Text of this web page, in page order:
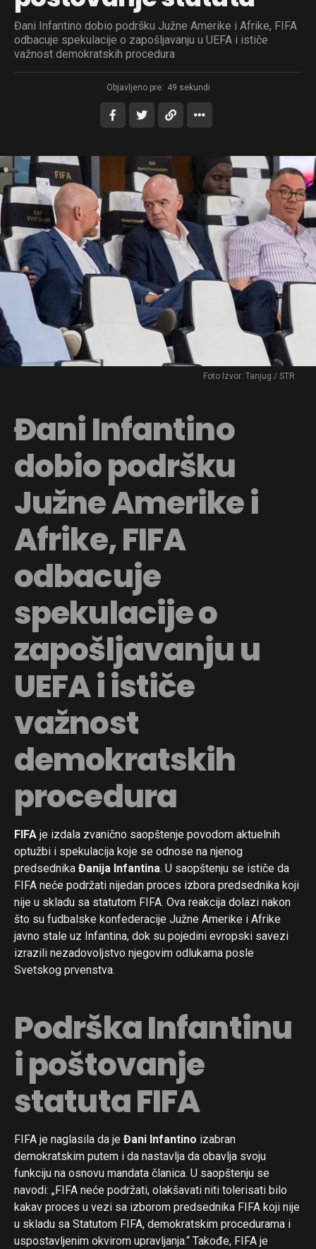
Đani Infantino dobio podršku Južne Amerike i Afrike, FIFA
odbacuje spekulacije o zapošljavanju u UEFA i ističe
važnost demokratskih procedura
Objavljeno pre: 49 sekundi
Foto Izvor: Tanjug / STR
Đani Infantino
dobio podršku
Južne Amerike i
Afrike, FIFA
odbacuje
spekulacije o
zapošljavanju u
UEFA i ističe
važnost
demokratskih
procedura
FIFA je izdala zvanično saopštenje povodom aktuelnih
optužbi i spekulacija koje se odnose na njenog
predsednika Đanija Infantina. U saopštenju se ističe da
FIFA neće podržati nijedan proces izbora predsednika koji
nije u skladu sa statutom FIFA. Ova reakcija dolazi nakon
što su fudbalske konfederacije Južne Amerike i Afrike
javno stale uz Infantina, dok su pojedini evropski savezi
izrazili nezadovoljstvo njegovim odlukama posle
Svetskog prvenstva.
Podrška Infantinu
i poštovanje
statuta FIFA
FIFA je naglasila da je Đani Infantino izabran
demokratskim putem i da nastavlja da obavlja svoju
funkciju na osnovu mandata članica. U saopštenju se
navodi: „FIFA neće podržati, olakšavati niti tolerisati bilo
kakav proces u vezi sa izborom predsednika FIFA koji nije
u skladu sa Statutom FIFA, demokratskim procedurama i
uspostavljenim okvirom upravljanja.“ Takođe, FIFA je